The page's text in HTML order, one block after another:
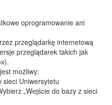
oprogramowanie ani
przeglądarkę internetową
przeglądarek takich jak
możliwy:
sieci Uniwersytetu
„Wejście do bazy z sieci